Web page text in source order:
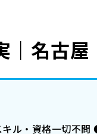
｜名古屋
ル・資格一切不